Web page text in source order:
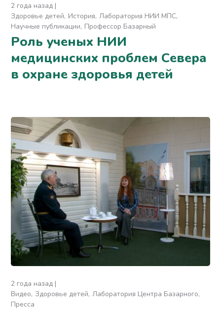
2 года назад
Здоровье детей История Лаборатория НИИ МПС
Научные публикации Профессор Базарный
Роль ученых НИИ
медицинских проблем Севера
в охране здоровья детей
2 года назад
Видео Здоровье детей Лаборатория Центра Базарного
Пресса